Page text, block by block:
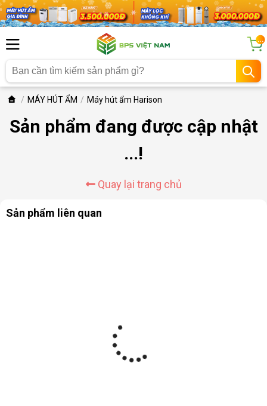
...
MÁY HÚT ẨM Máy hút ẩm Harison
Sản phẩm đang được cập nhật
...!
Quay lại trang chủ
Sản phẩm liên quan